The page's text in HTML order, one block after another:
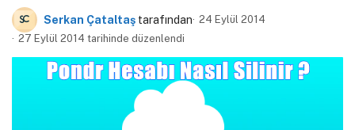
Serkan Çataltaş tarafından 24 Eylül 2014
27 Eylül 2014 tarihinde düzenlendi